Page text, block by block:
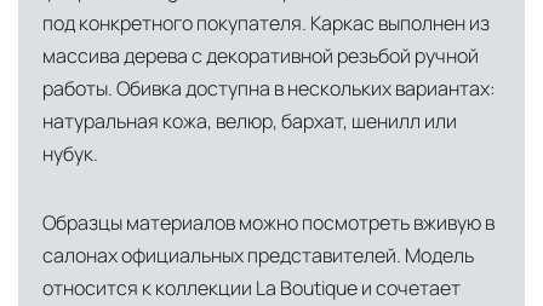
инфраструктуры позволяет сократить сроки
доставки и обеспечить полный контроль над
сохранностью продукции.
Глобальная сеть распределительных
центров
логистическими узлами в ключевых
международных хабах:
под конкретного покупателя. Каркас выполнен из
массива дерева с декоративной резьбой ручной
работы. Обивка доступна в нескольких вариантах:
натуральная кожа, велюр, бархат, шенилл или
нубук.
Образцы материалов можно посмотреть вживую в
салонах официальных представителей. Модель
относится к коллекции La Boutique и сочетает